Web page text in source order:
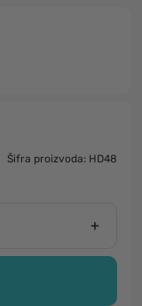
Šifra proizvoda: HD48
+